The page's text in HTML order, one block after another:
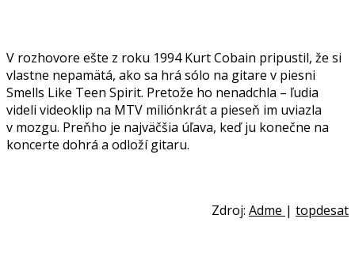
V rozhovore ešte z roku 1994 Kurt Cobain pripustil, že si
vlastne nepamätá, ako sa hrá sólo na gitare v piesni
Smells Like Teen Spirit. Pretože ho nenadchla – ľudia
videli videoklip na MTV miliónkrát a pieseň im uviazla
v mozgu. Preňho je najväčšia úľava, keď ju konečne na
koncerte dohrá a odloží gitaru.
Zdroj: Adme | topdesat